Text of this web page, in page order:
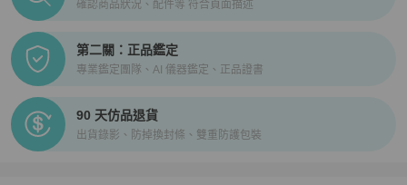
確認商品狀況、配件等 符合頁面描述
第二關：正品鑑定
專業鑑定團隊、AI 儀器鑑定、正品證書
90 天仿品退貨
出貨錄影、防掉換封條、雙重防護包裝